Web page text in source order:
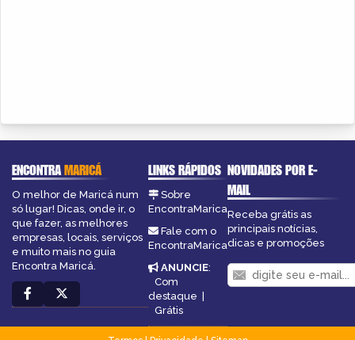
ENCONTRAMARICÁ
O melhor de Maricá num
só lugar! Dicas, onde ir, o
que fazer, as melhores
empresas, locais, serviços
e muito mais no guia
Encontra Maricá.
LINKS RÁPIDOS
Sobre
EncontraMarica
Fale com o
EncontraMarica
ANUNCIE:
Com
destaque |
Grátis
NOVIDADES POR E-
MAIL
Receba grátis as
principais notícias,
dicas e promoções